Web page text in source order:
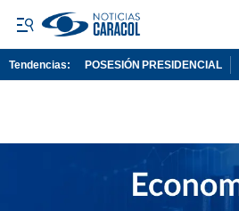
Tendencias: POSESIÓN PRESIDENCIAL